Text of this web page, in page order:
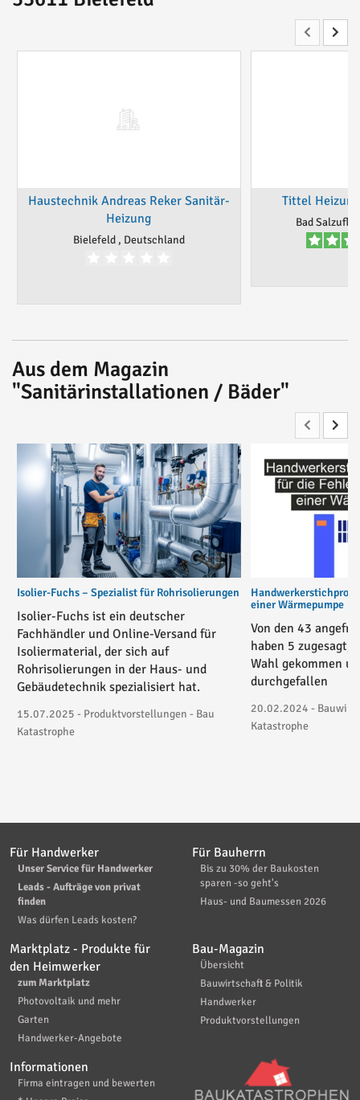
Haustechnik Andreas Reker Sanitär-
Heizung
Bielefeld , Deutschland
Tittel
Bad
Aus dem Magazin
"Sanitärinstallationen / Bäder"
Isolier-Fuchs – Spezialist für Rohrisolierungen
Isolier-Fuchs ist ein deutscher
Fachhändler und Online-Versand für
Isoliermaterial, der sich auf
Rohrisolierungen in der Haus- und
Gebäudetechnik spezialisiert hat.
15.07.2025 - Produktvorstellungen - Bau
Katastrophe
einer Wärmepumpe
Von den 43
haben 5 zugesagt,
Wahl gekommen
durchgefallen
20.02.2024 -
Katastrophe
Für Handwerker
Unser Service für Handwerker
Leads - Aufträge von privat
finden
Was dürfen Leads kosten?
Für Bauherrn
Bis zu 30% der Baukosten
sparen -so geht's
Haus- und Baumessen 2026
Marktplatz - Produkte für
den Heimwerker
zum Marktplatz
Photovoltaik und mehr
Garten
Handwerker-Angebote
Bau-Magazin
Übersicht
Bauwirtschaft & Politik
Handwerker
Produktvorstellungen
Informationen
Firma eintragen und bewerten